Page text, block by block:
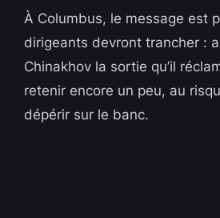
À Columbus, le message est
dirigeants devront trancher :
Chinakhov la sortie qu’il
retenir encore un peu, au
dépérir sur le banc.